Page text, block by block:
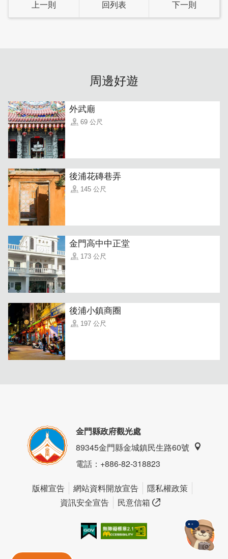
「金食堂」開設在金門高中籃球場旁，離市區不遠，一到用
餐時間便會看到不少人潮前來點餐。點餐後向店內走就是內
用座位區，可容納 15-20人用餐。
上一則 回列表 下一則
周邊好遊
外武廟
69 公尺
後浦花磚巷弄
145 公尺
金門高中中正堂
173 公尺
後浦小鎮商圈
197 公尺
金門縣政府觀光處
89345金門縣金城鎮民生路60號
電話：+886-82-318823
版權宣告 網站資料開放宣告
隱私權政策
資訊安全宣告
民意信箱